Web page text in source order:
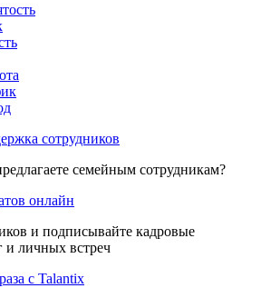
сотрудников
семейным сотрудникам?
онлайн
и подписывайте кадровые
и личных встреч
с Talantix